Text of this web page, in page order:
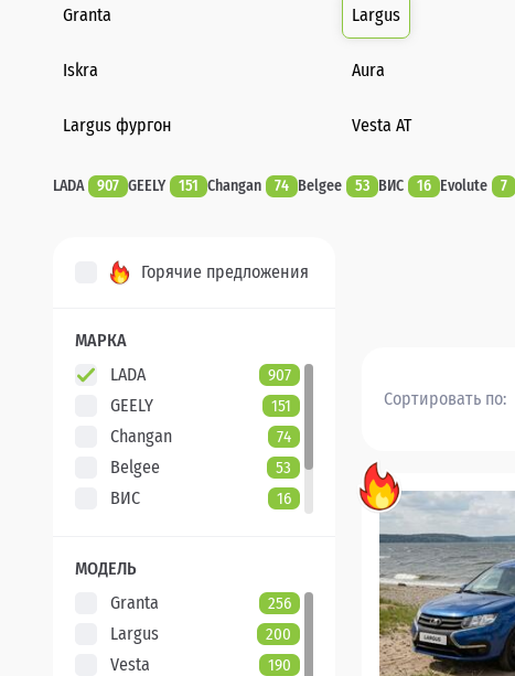
Granta Largus
Iskra Aura
Largus фургон Vesta AT
LADA 907 GEELY 151 Changan 74 Belgee 53 ВИС 16 Evolute 7
Горячие предложения
МАРКА
LADA
907
GEELY 151
Changan 74
Belgee 53
ВИС 16
XCITE
МОДЕЛЬ
Granta
256
Largus 200
Vesta 190
Сортировать по: